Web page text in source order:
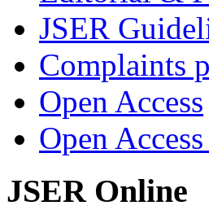
JSER
Complaints
Open Access
Open
JSER Online